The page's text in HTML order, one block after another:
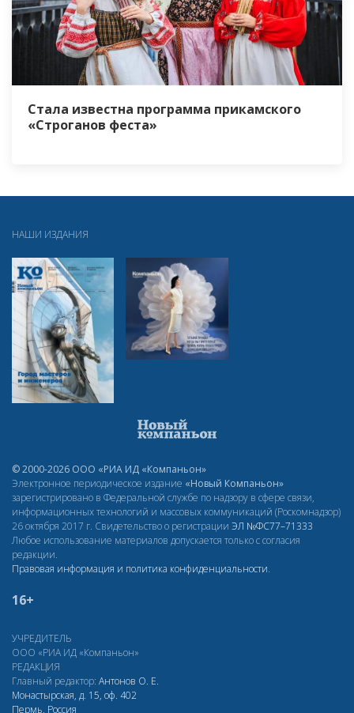
Стала известна программа прикамского
«Строганов феста»
НАШИ ИЗДАНИЯ
© 2000-2026 ООО «РИА ИД «Компаньон»
Электронное периодическое издание «Новый Компаньон»
зарегистрировано в Федеральной службе по надзору в сфере связи,
информационных технологий и массовых коммуникаций (Роскомнадзор)
26 октября 2017 г. Свидетельство о регистрации ЭЛ №ФС77–71333
Любое использование материалов допускается только с согласия
редакции.
Правовая информация и политика конфиденциальности.
16+
УЧРЕДИТЕЛЬ
ООО «РИА ИД «Компаньон»
РЕДАКЦИЯ
Главный редактор: Антонов О. Е.
Монастырская, д. 15, оф. 402
Пермь, Россия